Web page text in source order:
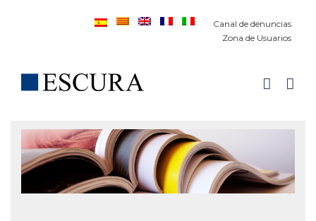
Canal de denuncias
Zona de Usuarios